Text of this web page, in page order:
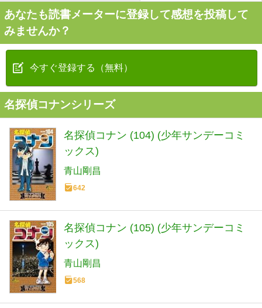
あなたも読書メーターに登録して感想を投稿して
みませんか？
今すぐ登録する（無料）
名探偵コナンシリーズ
名探偵コナン (104) (少年サンデーコミ
ックス)
青山剛昌
642
名探偵コナン (105) (少年サンデーコミ
ックス)
青山剛昌
568